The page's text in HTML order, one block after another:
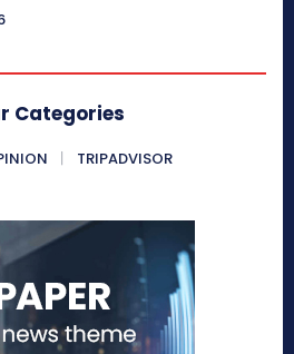
Categories
TRIPADVISOR